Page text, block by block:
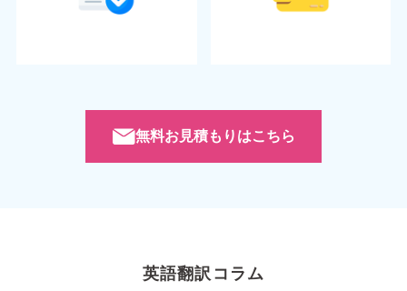
無料お見積もりはこちら
英語翻訳コラム